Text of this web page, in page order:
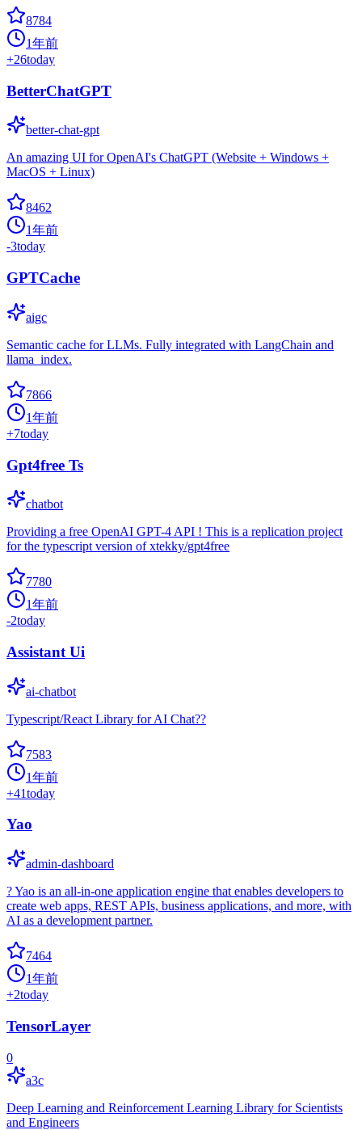
8784
1年前
+26today
BetterChatGPT
better-chat-gpt
An amazing UI for OpenAI's ChatGPT (Website + Windows +
MacOS + Linux)
8462
1年前
-3today
GPTCache
aigc
Semantic cache for LLMs. Fully integrated with LangChain and
llama_index.
7866
1年前
+7today
Gpt4free Ts
chatbot
Providing a free OpenAI GPT-4 API ! This is a replication project
for the typescript version of xtekky/gpt4free
7780
1年前
-2today
Assistant Ui
ai-chatbot
Typescript/React Library for AI Chat??
7583
1年前
+41today
Yao
admin-dashboard
? Yao is an all-in-one application engine that enables developers to
create web apps, REST APIs, business applications, and more, with
AI as a development partner.
7464
1年前
+2today
TensorLayer
0
a3c
Deep Learning and Reinforcement Learning Library for Scientists
and Engineers